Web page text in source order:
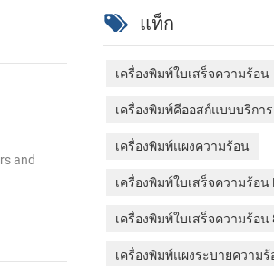
and
แท็ก
เครื่องพิมพ์ใบเสร็จความร้อน
เครื่องพิมพ์คีออสก์แบบบริการ
เครื่องพิมพ์แผงความร้อน
เครื่องพิมพ์ใบเสร็จความร้อน
เครื่องพิมพ์ใบเสร็จความร้อน
เครื่องพิมพ์แผงระบายความ